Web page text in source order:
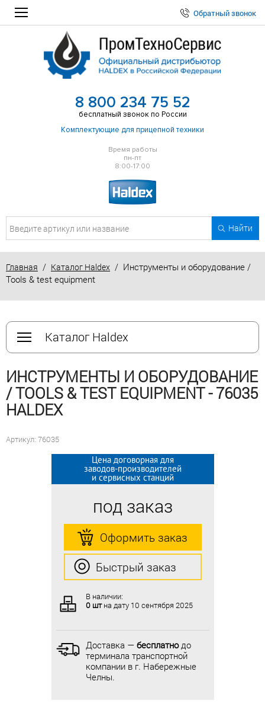
Обратный звонок
8 800 234 75 52
бесплатный звонок по России
Комплектующие для прицепной техники
Время работы
пн-пт
8:00-17:00
Найти
Главная / Каталог Haldex / Инструменты и оборудование /
Tools & test equipment
Каталог Haldex
ИНСТРУМЕНТЫ И ОБОРУДОВАНИЕ
/ TOOLS & TEST EQUIPMENT - 76035
HALDEX
Артикул: 76035
Цена договорная для
заводов-производителей
и сервисных станций
под заказ
Оформить заказ
Быстрый заказ
В наличии:
0 штна дату 10 сентября 2025
Доставка — бесплатнодо
терминала транспортной
компании в г. Набережные
Челны.
Цена договорная для
заводов-производителей
и сервисных станций
под заказ
Оформить заказ
Быстрый заказ
В наличии:
0 штна дату 10 сентября 2025
Доставка — бесплатнодо
терминала транспортной
компании в г. Набережные
Челны.